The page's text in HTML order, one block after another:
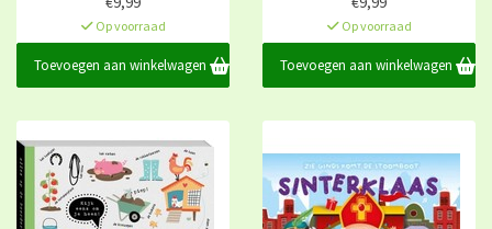
Op voorraad
Toevoegen aan winkelwagen
Op voorraad
Toevoegen aan winkelwagen